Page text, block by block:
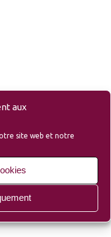
aux
site web et notre